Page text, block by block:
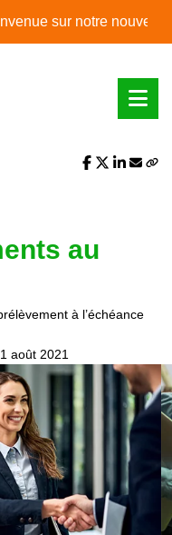
sur notre nouveau site
au
à l’échéance
août 2021